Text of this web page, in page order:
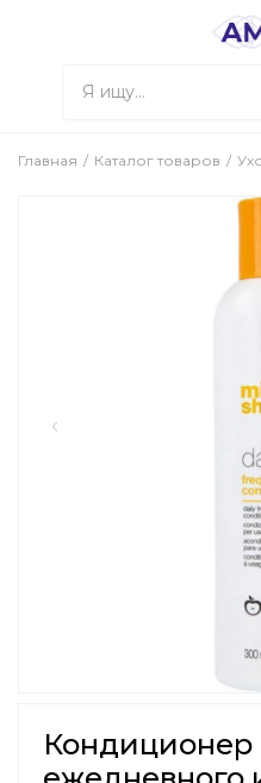
Главная Каталог товаров
Кондиционер